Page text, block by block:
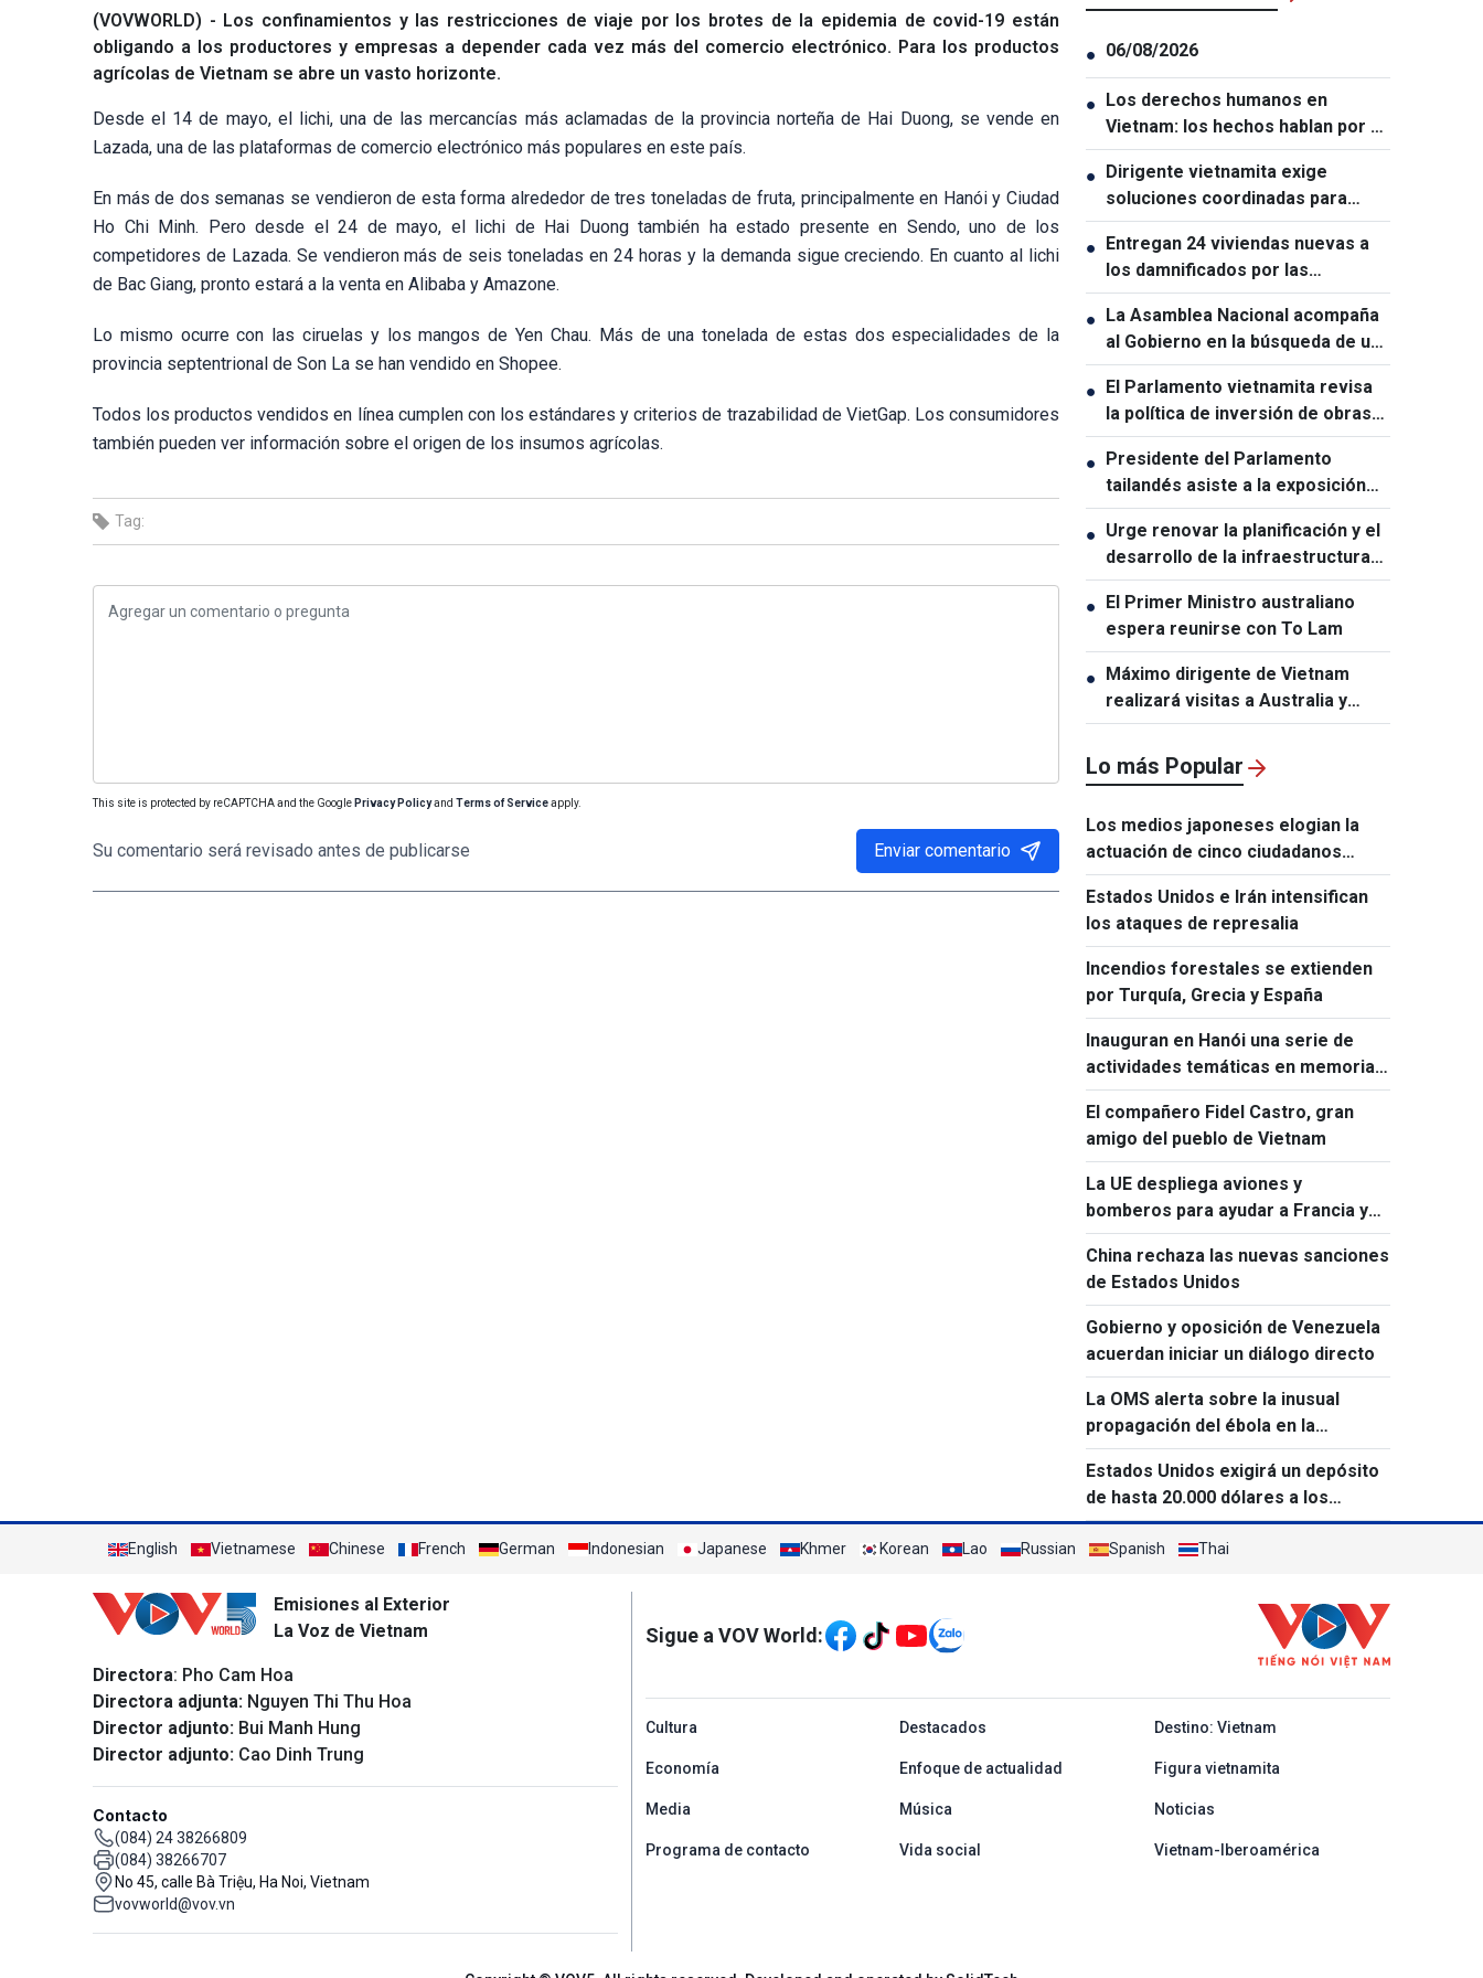
(VOVWORLD) - Los confinamientos y las restricciones de viaje por los brotes de la epidemia de covid-19 están
obligando a los productores y empresas a depender cada vez más del comercio electrónico. Para los productos
agrícolas de Vietnam se abre un vasto horizonte.
Desde el 14 de mayo, el lichi, una de las mercancías más aclamadas de la provincia norteña de Hai Duong, se vende en
Lazada, una de las plataformas de comercio electrónico más populares en este país.
En más de dos semanas se vendieron de esta forma alrededor de tres toneladas de fruta, principalmente en Hanói y Ciudad
Ho Chi Minh. Pero desde el 24 de mayo, el lichi de Hai Duong también ha estado presente en Sendo, uno de los
competidores de Lazada. Se vendieron más de seis toneladas en 24 horas y la demanda sigue creciendo. En cuanto al lichi
de Bac Giang, pronto estará a la venta en Alibaba y Amazone.
Lo mismo ocurre con las ciruelas y los mangos de Yen Chau. Más de una tonelada de estas dos especialidades de la
provincia septentrional de Son La se han vendido en Shopee.
Todos los productos vendidos en línea cumplen con los estándares y criterios de trazabilidad de VietGap. Los consumidores
también pueden ver información sobre el origen de los insumos agrícolas.
Tag:
This site is protected by reCAPTCHA and the Google Privacy Policyand Terms of Serviceapply.
Su comentario será revisado antes de publicarse Enviar comentario
● 06/08/2026
● Los derechos humanos en
Vietnam: los hechos hablan por sí
solos
● Dirigente vietnamita exige
soluciones coordinadas para
garantizar la ciberseguridad
● Entregan 24 viviendas nuevas a
los damnificados por las
inundaciones en Lai Chau
● La Asamblea Nacional acompaña
al Gobierno en la búsqueda de un
crecimiento de dos dígitos
● El Parlamento vietnamita revisa
la política de inversión de obras
estratégicas nacionales
● Presidente del Parlamento
tailandés asiste a la exposición
conmemorativa del 50.º
aniversario de las relaciones
Vietnam-Tailandia
● Urge renovar la planificación y el
desarrollo de la infraestructura
en Vietnam
● El Primer Ministro australiano
espera reunirse con To Lam
● Máximo dirigente de Vietnam
realizará visitas a Australia y
Nueva Zelanda
Lo más Popular
Los medios japoneses elogian la
actuación de cinco ciudadanos
vietnamitas tras el terremoto de
Kumamoto
Estados Unidos e Irán intensifican
los ataques de represalia
Incendios forestales se extienden
por Turquía, Grecia y España
Inauguran en Hanói una serie de
actividades temáticas en memoria
de Ho Chi Minh y Fidel Castro
El compañero Fidel Castro, gran
amigo del pueblo de Vietnam
La UE despliega aviones y
bomberos para ayudar a Francia y
España a combatir los incendios
forestales
China rechaza las nuevas sanciones
de Estados Unidos
Gobierno y oposición de Venezuela
acuerdan iniciar un diálogo directo
La OMS alerta sobre la inusual
propagación del ébola en la
República Democrática del Congo
Estados Unidos exigirá un depósito
de hasta 20.000 dólares a los
solicitantes de visado de 50 países
English Vietnamese Chinese French German Indonesian Japanese Khmer Korean Lao Russian Spanish Thai
Emisiones al Exterior
La Voz de Vietnam
Directora: Pho Cam Hoa
Directora adjunta: Nguyen Thi Thu Hoa
Director adjunto: Bui Manh Hung
Director adjunto: Cao Dinh Trung
Contacto
(084) 24 38266809
(084) 38266707
No 45, calle Bà Triệu, Ha Noi, Vietnam
vovworld@vov.vn
Mạng xã hội
Sigue a VOV World:
menu footer tiếng Tây ban nha
Cultura Destacados Destino: Vietnam
Economía Enfoque de actualidad Figura vietnamita
Media Música Noticias
Programa de contacto Vida social Vietnam-Iberoamérica